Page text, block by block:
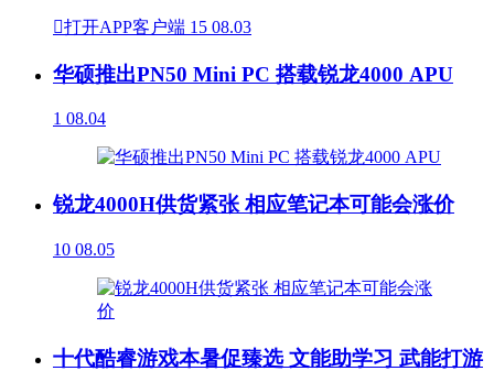
打开APP客户端 15 08.03
华硕推出PN50 Mini PC 搭载锐龙4000 APU
1 08.04
锐龙4000H供货紧张 相应笔记本可能会涨价
10 08.05
十代酷睿游戏本暑促臻选 文能助学习 武能打游